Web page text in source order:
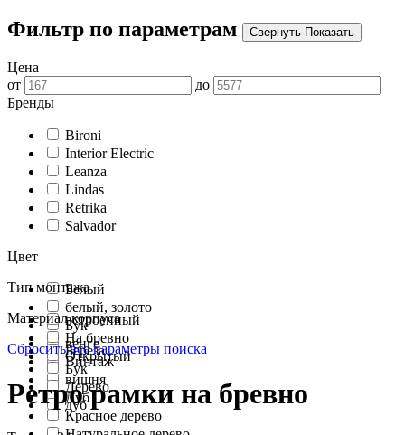
Фильтр по параметрам Свернуть Показать
Цена
от
до
Бренды
Bironi
Interior Electric
Leanza
Lindas
Retrika
Salvador
Цвет
Белый
белый, золото
Бук
венге
Винтаж
вишня
Дуб
Красное дерево
Тип монтажа
встроенный
На бревно
Открытый
Материал корпуса
Береза
Бук
Дерево
дуб
Сбросить все параметры поиска
Ретро рамки на бревно